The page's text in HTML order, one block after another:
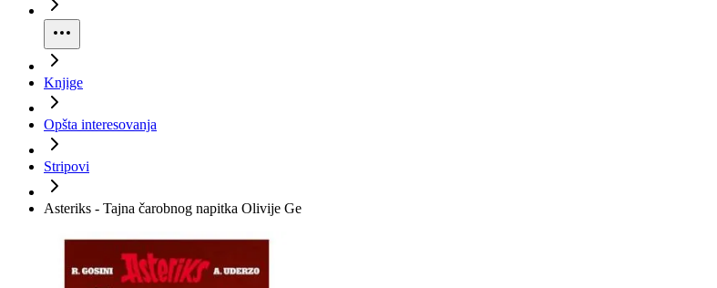
Knjige
Opšta interesovanja
Stripovi
Asteriks - Tajna čarobnog napitka Olivije Ge